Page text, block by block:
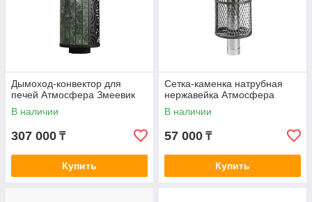
Дымоход-конвектор для
печей Атмосфера Змеевик
В наличии
307 000 ₸
Купить
Сетка-каменка натрубная
нержавейка Атмосфера
В наличии
57 000 ₸
Купить